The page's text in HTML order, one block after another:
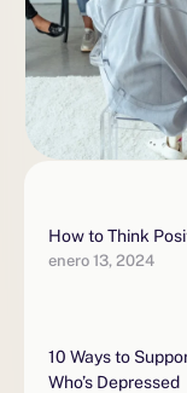
How to Think
enero 13, 2024
10 Ways to
Who’s Depressed